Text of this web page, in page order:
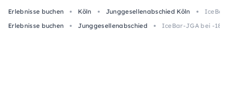
Erlebnisse buchen Köln Junggesellenabschied Köln
Erlebnisse buchen
Junggesellenabschied IceBar-JGA bei -18